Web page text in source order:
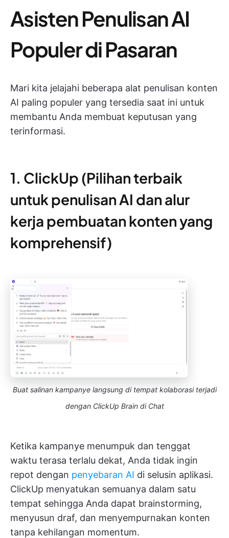
Asisten Penulisan AI
Populer di Pasaran
Mari kita jelajahi beberapa alat penulisan konten
AI paling populer yang tersedia saat ini untuk
membantu Anda membuat keputusan yang
terinformasi.
1. ClickUp (Pilihan terbaik
untuk penulisan AI dan alur
kerja pembuatan konten yang
komprehensif)
Buat salinan kampanye langsung di tempat kolaborasi terjadi
dengan ClickUp Brain di Chat
Ketika kampanye menumpuk dan tenggat
waktu terasa terlalu dekat, Anda tidak ingin
repot dengan penyebaran AI di selusin aplikasi.
ClickUp menyatukan semuanya dalam satu
tempat sehingga Anda dapat brainstorming,
menyusun draf, dan menyempurnakan konten
tanpa kehilangan momentum.